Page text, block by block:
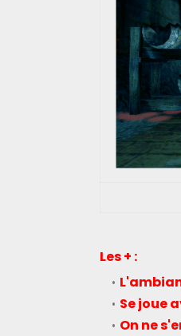
Les + :
Se joue
On ne